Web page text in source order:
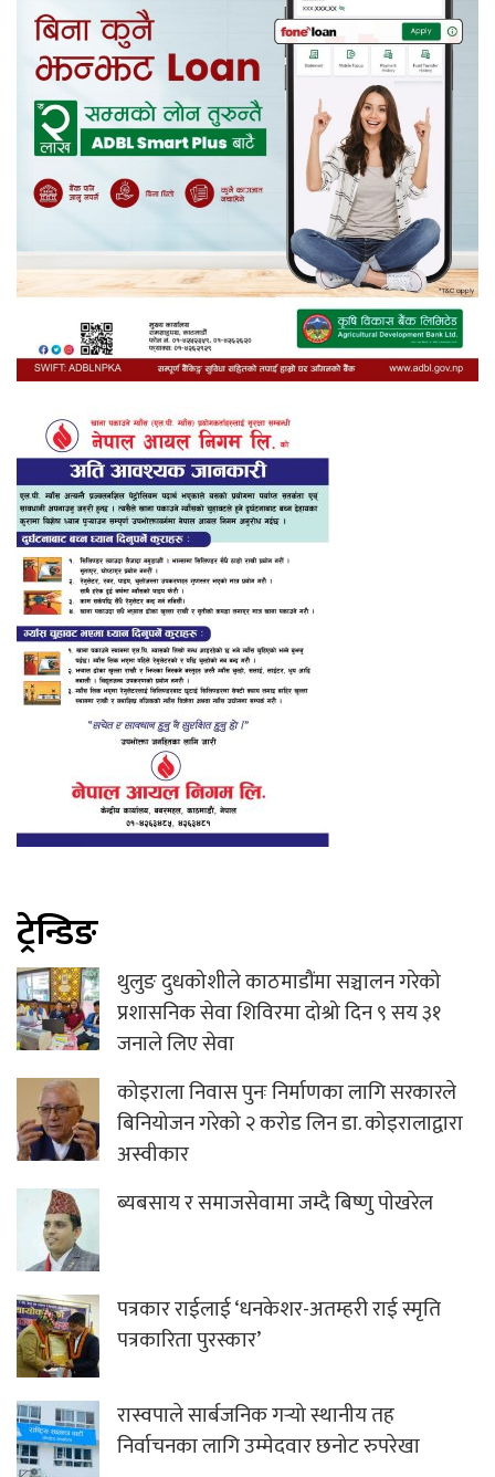
ट्रेन्डिङ
थुलुङ दुधकोशीले काठमाडौंमा सञ्चालन गरेको
प्रशासनिक सेवा शिविरमा दोश्रो दिन ९ सय ३१
जनाले लिए सेवा
कोइराला निवास पुनः निर्माणका लागि सरकारले
बिनियोजन गरेको २ करोड लिन डा. कोइरालाद्वारा
अस्वीकार
ब्यबसाय र समाजसेवामा जम्दै बिष्णु पाेखरेल
पत्रकार राईलाई ‘धनकेशर-अतम्हरी राई स्मृति
पत्रकारिता पुरस्कार’
रास्वपाले सार्बजनिक गर्‍यो स्थानीय तह
निर्वाचनका लागि उम्मेदवार छनोट रुपरेखा